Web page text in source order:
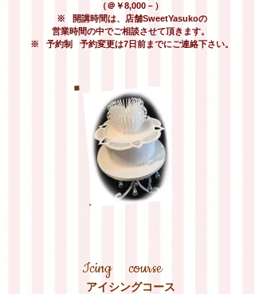
（＠￥8,000－）
※ 開講時間は、店舗SweetYasukoの
営業時間の中でご相談させて頂きます。
※ 予約制 予約変更は7日前までにご連絡下さい。
Icing course
アイシングコース